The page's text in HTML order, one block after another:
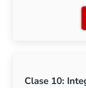
Clase 10: